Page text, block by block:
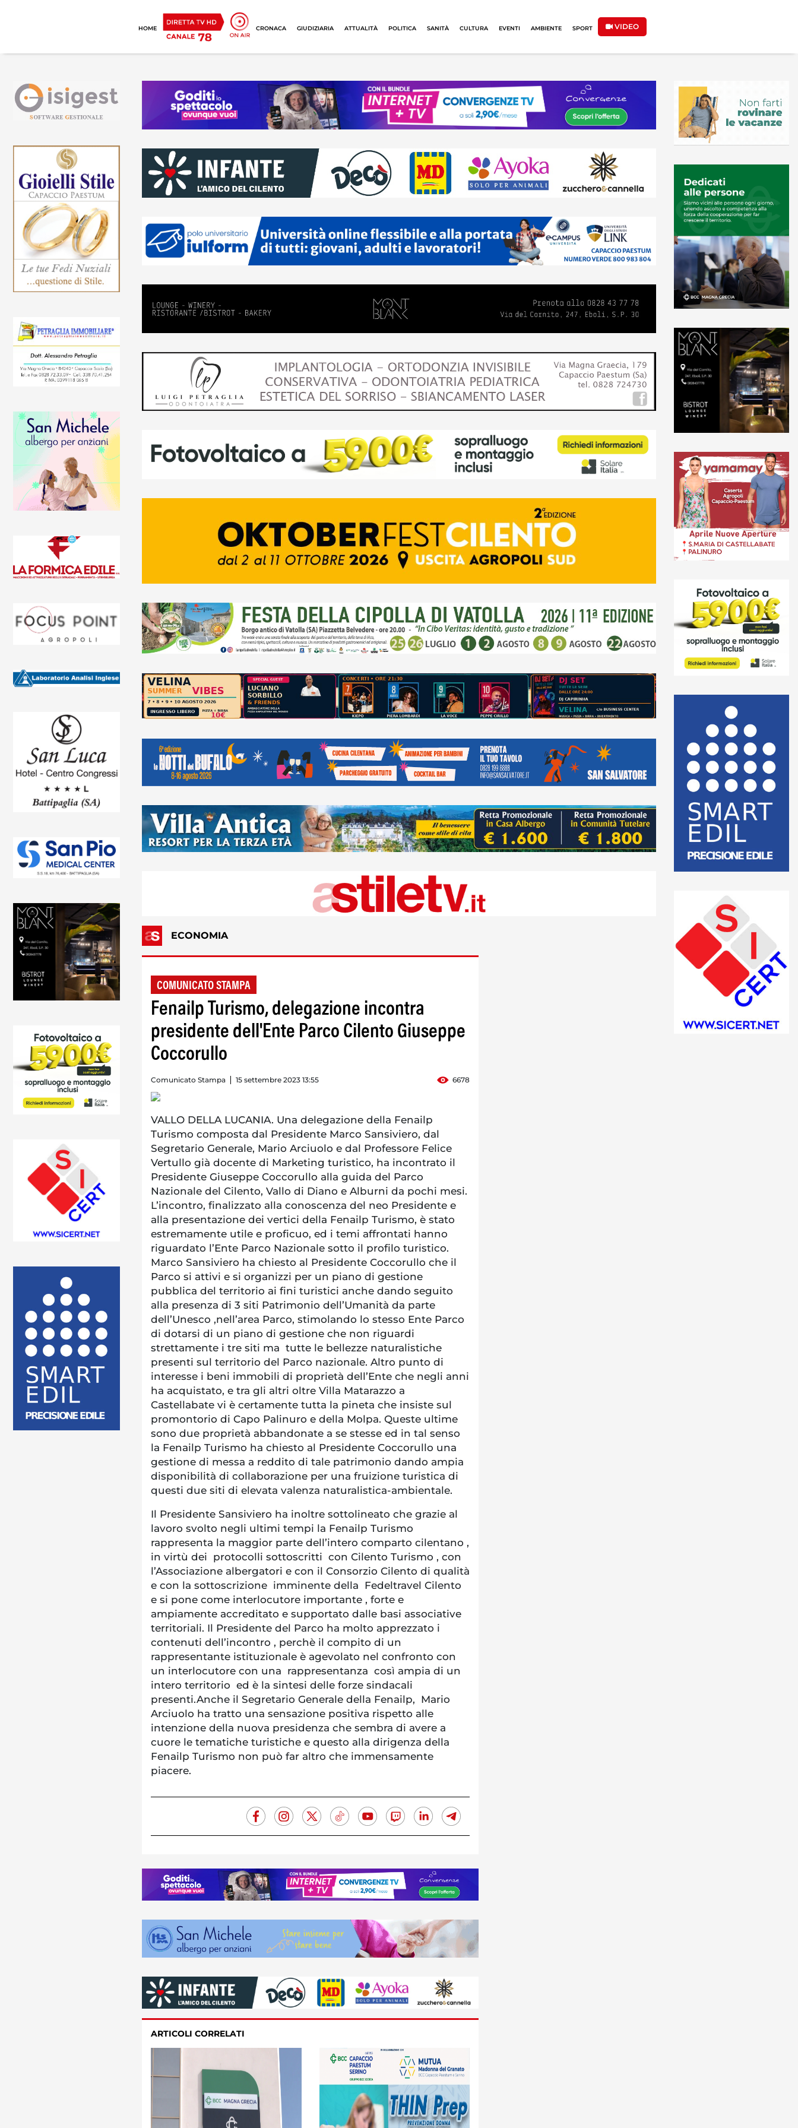
HOME CRONACA GIUDIZIARIA ATTUALITÀ POLITICA SANITÀ CULTURA EVENTI AMBIENTE SPORT VIDEO
ECONOMIA
COMUNICATO STAMPA
Fenailp Turismo, delegazione incontra
presidente dell'Ente Parco Cilento Giuseppe
Coccorullo
Comunicato Stampa 15 settembre 2023 13:55 6678
VALLO DELLA LUCANIA. Una delegazione della Fenailp
Turismo composta dal Presidente Marco Sansiviero, dal
Segretario Generale, Mario Arciuolo e dal Professore Felice
Vertullo già docente di Marketing turistico, ha incontrato il
Presidente Giuseppe Coccorullo alla guida del Parco
Nazionale del Cilento, Vallo di Diano e Alburni da pochi mesi.
L’incontro, finalizzato alla conoscenza del neo Presidente e
alla presentazione dei vertici della Fenailp Turismo, è stato
estremamente utile e proficuo, ed i temi affrontati hanno
riguardato l’Ente Parco Nazionale sotto il profilo turistico.
Marco Sansiviero ha chiesto al Presidente Coccorullo che il
Parco si attivi e si organizzi per un piano di gestione
pubblica del territorio ai fini turistici anche dando seguito
alla presenza di 3 siti Patrimonio dell’Umanità da parte
dell’Unesco ,nell’area Parco, stimolando lo stesso Ente Parco
di dotarsi di un piano di gestione che non riguardi
strettamente i tre siti ma tutte le bellezze naturalistiche
presenti sul territorio del Parco nazionale. Altro punto di
interesse i beni immobili di proprietà dell’Ente che negli anni
ha acquistato, e tra gli altri oltre Villa Matarazzo a
Castellabate vi è certamente tutta la pineta che insiste sul
promontorio di Capo Palinuro e della Molpa. Queste ultime
sono due proprietà abbandonate a se stesse ed in tal senso
la Fenailp Turismo ha chiesto al Presidente Coccorullo una
gestione di messa a reddito di tale patrimonio dando ampia
disponibilità di collaborazione per una fruizione turistica di
questi due siti di elevata valenza naturalistica-ambientale.
Il Presidente Sansiviero ha inoltre sottolineato che grazie al
lavoro svolto negli ultimi tempi la Fenailp Turismo
rappresenta la maggior parte dell’intero comparto cilentano ,
in virtù dei protocolli sottoscritti con Cilento Turismo , con
l’Associazione albergatori e con il Consorzio Cilento di qualità
e con la sottoscrizione imminente della Fedeltravel Cilento
e si pone come interlocutore importante , forte e
ampiamente accreditato e supportato dalle basi associative
territoriali. Il Presidente del Parco ha molto apprezzato i
contenuti dell’incontro , perchè il compito di un
rappresentante istituzionale è agevolato nel confronto con
un interlocutore con una rappresentanza così ampia di un
intero territorio ed è la sintesi delle forze sindacali
presenti.Anche il Segretario Generale della Fenailp, Mario
Arciuolo ha tratto una sensazione positiva rispetto alle
intenzione della nuova presidenza che sembra di avere a
cuore le tematiche turistiche e questo alla dirigenza della
Fenailp Turismo non può far altro che immensamente
piacere.
ARTICOLI CORRELATI